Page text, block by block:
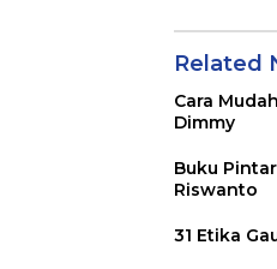
Related
Cara
Dimmy
Buku
Riswanto
31 Etika